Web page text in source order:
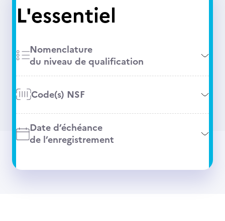
L'essentiel
Nomenclature
du niveau de qualification
Code(s) NSF
Date d’échéance
de l’enregistrement